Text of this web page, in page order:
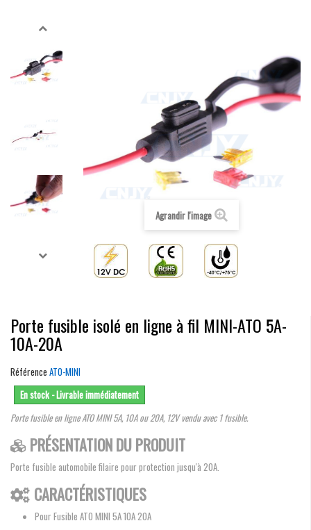
PROTECTION
Agrandir l'image
Porte fusible isolé en ligne à fil MINI-ATO 5A-
10A-20A
Référence ATO-MINI
En stock - Livrable immédiatement
Porte fusible en ligne ATO MINI 5A, 10A ou 20A, 12V vendu avec 1 fusible.
PRÉSENTATION DU PRODUIT
Porte fusible automobile filaire pour protection jusqu'à 20A.
CARACTÉRISTIQUES
Pour Fusible ATO MINI 5A 10A 20A